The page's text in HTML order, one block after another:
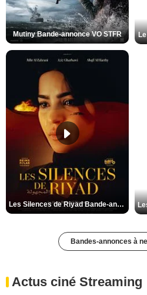
Mutiny Bande-annonce VO STFR
Les Silences de Riyad Bande-annonce VO STFR
Bandes-annonces à
Actus ciné Streaming